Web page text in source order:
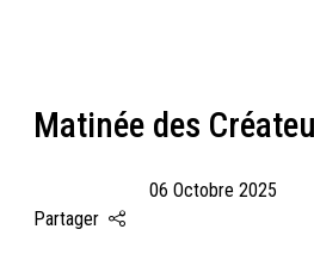
Matinée des
06 Octobre 2025
Partager